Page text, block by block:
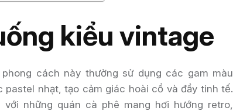
kiểu vintage
cách này thường sử dụng các gam màu
pastel nhạt, tạo cảm giác hoài cổ và đầy tinh tế.
với những quán cà phê mang hơi hướng retro,